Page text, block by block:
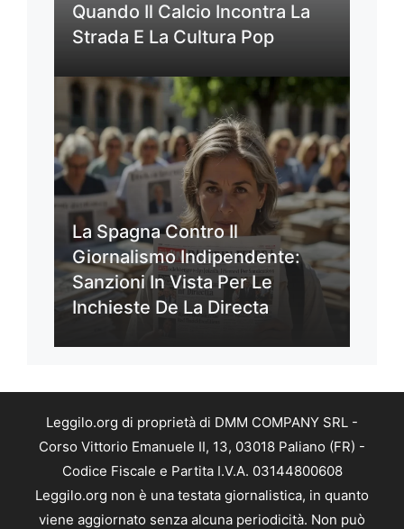
Quando Il Calcio Incontra La
Strada E La Cultura Pop
La Spagna Contro Il
Giornalismo Indipendente:
Sanzioni In Vista Per Le
Inchieste De La Directa
Leggilo.org di proprietà di DMM COMPANY SRL -
Corso Vittorio Emanuele II, 13, 03018 Paliano (FR) -
Codice Fiscale e Partita I.V.A. 03144800608
Leggilo.org non è una testata giornalistica, in quanto
viene aggiornato senza alcuna periodicità. Non può